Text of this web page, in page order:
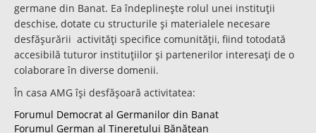
germane din Banat. Ea îndeplineşte rolul unei instituţii
deschise, dotate cu structurile şi materialele necesare
desfăşurării activităţi specifice comunităţii, fiind totodată
accesibilă tuturor instituţiilor şi partenerilor interesaţi de o
colaborare în diverse domenii.
În casa AMG îşi desfăşoară activitatea:
Forumul Democrat al Germanilor din Banat
Forumul German al Tineretului Bănăţean